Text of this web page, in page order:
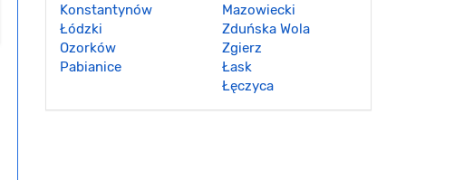
Konstantynów
Łódzki
Ozorków
Pabianice
Mazowiecki
Zduńska Wola
Zgierz
Łask
Łęczyca